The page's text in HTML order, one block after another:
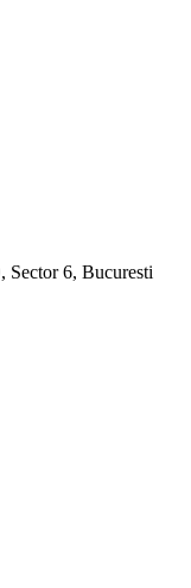
Sector 6, Bucuresti